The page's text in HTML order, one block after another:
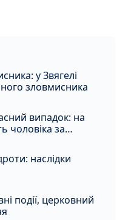
у Звягелі
зловмисника
випадок: на
чоловіка за
наслідки
події, церковний